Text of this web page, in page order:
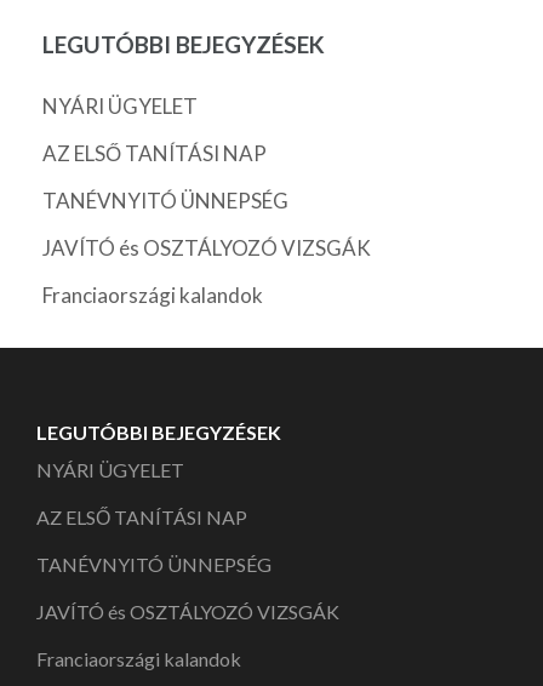
LEGUTÓBBI BEJEGYZÉSEK
NYÁRI ÜGYELET
AZ ELSŐ TANÍTÁSI NAP
TANÉVNYITÓ ÜNNEPSÉG
JAVÍTÓ és OSZTÁLYOZÓ VIZSGÁK
Franciaországi kalandok
LEGUTÓBBI BEJEGYZÉSEK
NYÁRI ÜGYELET
AZ ELSŐ TANÍTÁSI NAP
TANÉVNYITÓ ÜNNEPSÉG
JAVÍTÓ és OSZTÁLYOZÓ VIZSGÁK
Franciaországi kalandok